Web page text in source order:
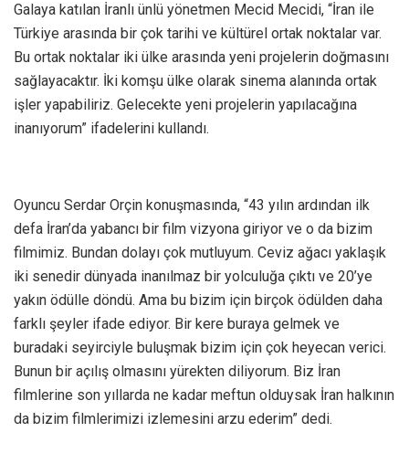
Galaya katılan İranlı ünlü yönetmen Mecid Mecidi, “İran ile
Türkiye arasında bir çok tarihi ve kültürel ortak noktalar var.
Bu ortak noktalar iki ülke arasında yeni projelerin doğmasını
sağlayacaktır. İki komşu ülke olarak sinema alanında ortak
işler yapabiliriz. Gelecekte yeni projelerin yapılacağına
inanıyorum” ifadelerini kullandı.
Oyuncu Serdar Orçin konuşmasında, “43 yılın ardından ilk
defa İran’da yabancı bir film vizyona giriyor ve o da bizim
filmimiz. Bundan dolayı çok mutluyum. Ceviz ağacı yaklaşık
iki senedir dünyada inanılmaz bir yolculuğa çıktı ve 20’ye
yakın ödülle döndü. Ama bu bizim için birçok ödülden daha
farklı şeyler ifade ediyor. Bir kere buraya gelmek ve
buradaki seyirciyle buluşmak bizim için çok heyecan verici.
Bunun bir açılış olmasını yürekten diliyorum. Biz İran
filmlerine son yıllarda ne kadar meftun olduysak İran halkının
da bizim filmlerimizi izlemesini arzu ederim” dedi.